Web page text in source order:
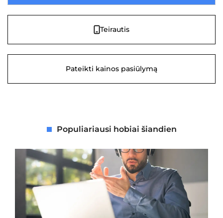
Teirautis
Pateikti kainos pasiūlymą
Populiariausi hobiai šiandien